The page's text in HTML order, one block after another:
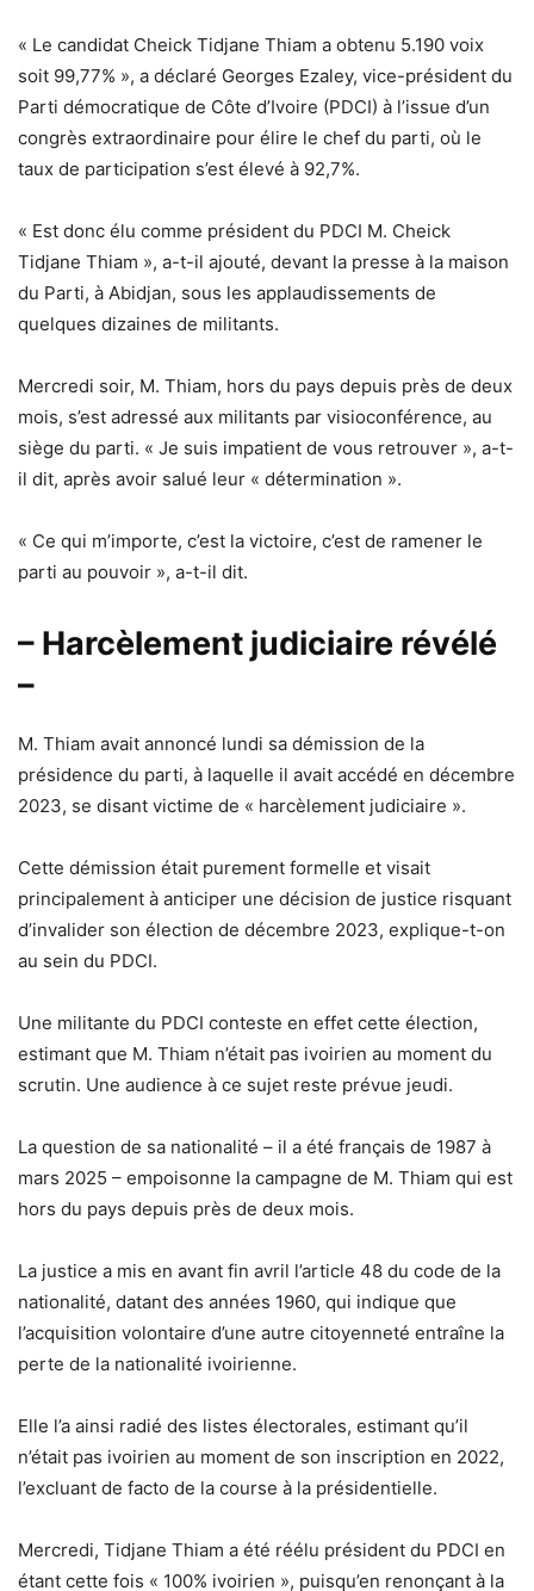
« Le candidat Cheick Tidjane Thiam a obtenu 5.190 voix
soit 99,77% », a déclaré Georges Ezaley, vice-président du
Parti démocratique de Côte d’Ivoire (PDCI) à l’issue d’un
congrès extraordinaire pour élire le chef du parti, où le
taux de participation s’est élevé à 92,7%.
« Est donc élu comme président du PDCI M. Cheick
Tidjane Thiam », a-t-il ajouté, devant la presse à la maison
du Parti, à Abidjan, sous les applaudissements de
quelques dizaines de militants.
Mercredi soir, M. Thiam, hors du pays depuis près de deux
mois, s’est adressé aux militants par visioconférence, au
siège du parti. « Je suis impatient de vous retrouver », a-t-
il dit, après avoir salué leur « détermination ».
« Ce qui m’importe, c’est la victoire, c’est de ramener le
parti au pouvoir », a-t-il dit.
– Harcèlement judiciaire révélé
–
M. Thiam avait annoncé lundi sa démission de la
présidence du parti, à laquelle il avait accédé en décembre
2023, se disant victime de « harcèlement judiciaire ».
Cette démission était purement formelle et visait
principalement à anticiper une décision de justice risquant
d’invalider son élection de décembre 2023, explique-t-on
au sein du PDCI.
Une militante du PDCI conteste en effet cette élection,
estimant que M. Thiam n’était pas ivoirien au moment du
scrutin. Une audience à ce sujet reste prévue jeudi.
La question de sa nationalité – il a été français de 1987 à
mars 2025 – empoisonne la campagne de M. Thiam qui est
hors du pays depuis près de deux mois.
La justice a mis en avant fin avril l’article 48 du code de la
nationalité, datant des années 1960, qui indique que
l’acquisition volontaire d’une autre citoyenneté entraîne la
perte de la nationalité ivoirienne.
Elle l’a ainsi radié des listes électorales, estimant qu’il
n’était pas ivoirien au moment de son inscription en 2022,
l’excluant de facto de la course à la présidentielle.
Mercredi, Tidjane Thiam a été réélu président du PDCI en
étant cette fois « 100% ivoirien », puisqu’en renonçant à la